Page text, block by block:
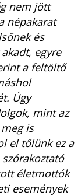
nem jött
népakarat
és
egyre
a feltöltő
Úgy
mint az
is
el tőlünk ez a
életmottók
események